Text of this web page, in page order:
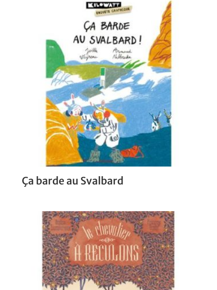
plus
ancien
Ça barde au Svalbard